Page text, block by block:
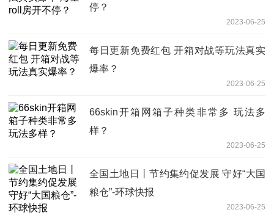
停？
2023-06-25
每日更新免费红包 开箱对战等玩法真实
爆率？
2023-06-25
66skin开箱网箱子种类非常多 玩法多
样？
2023-06-25
全国土地日丨节约集约促发展 守好“大国
粮仓”-环球快报
2023-06-25